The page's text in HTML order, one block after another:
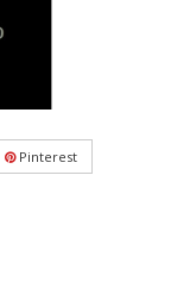
Pinterest